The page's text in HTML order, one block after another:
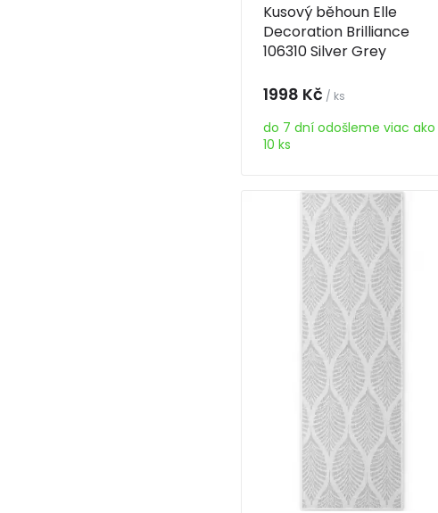
Kusový běhoun Elle
Decoration Brilliance
106310 Silver Grey
1998 Kč / ks
do 7 dní odošleme viac ako
10 ks